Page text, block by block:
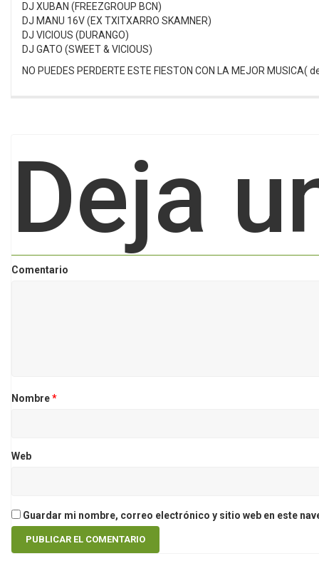
DJ XUBAN (FREEZGROUP BCN)
DJ MANU 16V (EX TXITXARRO SKAMNER)
DJ VICIOUS (DURANGO)
DJ GATO (SWEET & VICIOUS)
NO PUEDES PERDERTE ESTE FIESTON CON LA MEJOR
Deja
Comentario
Nombre*
Web
Guardar mi nombre, correo electrónico y sitio web en este